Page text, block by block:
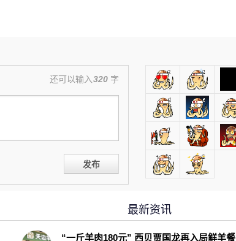
还可以输入320 字
发布
最新资讯
“一斤羊肉180元” 西贝贾国龙再入局鲜羊餐